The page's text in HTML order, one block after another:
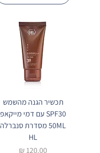
תכשיר הגנה מהשמש
SPF30 עם דמי מייקאפ
50ML מסדרת סנברלה
HL
מחיר